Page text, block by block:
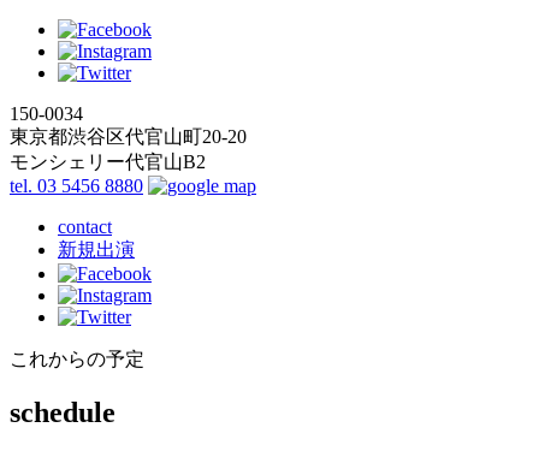
150-0034
東京都渋谷区代官山町20-20
モンシェリー代官山B2
tel. 03 5456 8880
contact
新規出演
これからの予定
schedule